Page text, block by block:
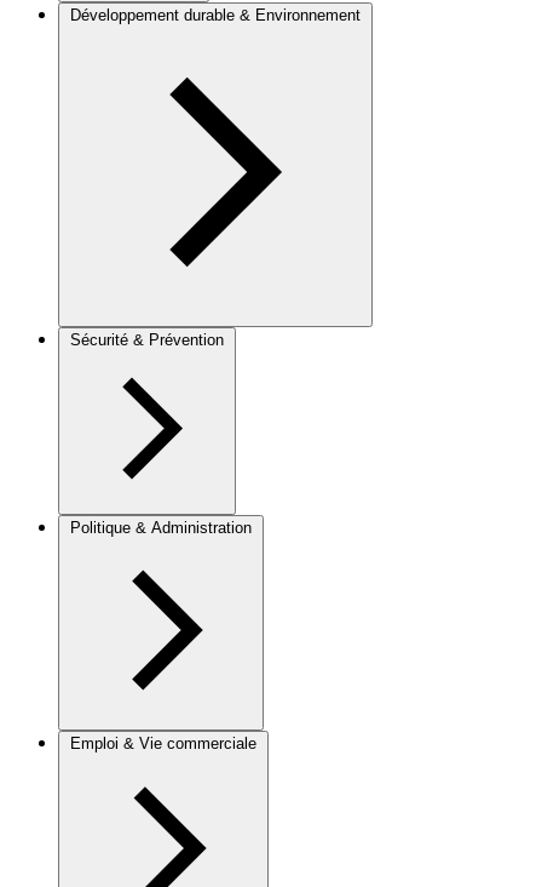
Développement durable & Environnement
Sécurité & Prévention
Politique & Administration
Emploi & Vie commerciale